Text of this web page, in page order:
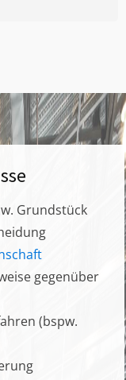
Grundstück
gegenüber
(bspw.